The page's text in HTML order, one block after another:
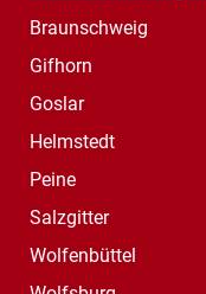
Braunschweig
Gifhorn
Goslar
Helmstedt
Peine
Salzgitter
Wolfenbüttel